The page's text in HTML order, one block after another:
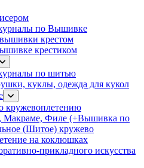
по Вышивке
крестом
крестиком
по шитью
куклы, одежда для кукол
кружевоплетению
Макраме, Филе (+Вышивка по
(Шитое) кружево
на коклюшках
прикладного искусства